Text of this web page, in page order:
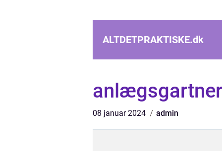
ALTDETPRAKTISKE.dk
08 januar 2024 admin